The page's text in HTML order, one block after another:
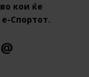
кои ќе
Спортот.